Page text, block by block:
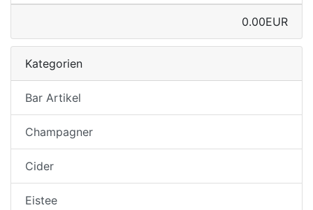
0.00EUR
Kategorien
Bar Artikel
Champagner
Cider
Eistee